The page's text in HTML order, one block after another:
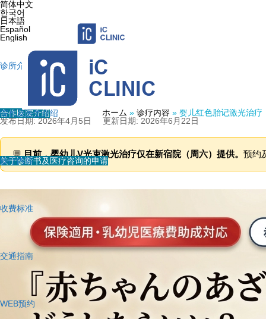
简体中文
한국어
日本語
Español
English
诊所介绍
合作医院介绍
关于诊断书及医疗咨询的申请
院长及医生介绍
诊疗内容
收费标准
交通指南
WEB预约
婴儿红色胎记激光治疗（V束
ホーム » 诊疗内容 » 婴儿红色胎记激光治疗
发布日期: 2026年4月5日
更新日期: 2026年6月22日
💬目前，婴幼儿V光束激光治疗仅在新宿院（周六）提供。 预约